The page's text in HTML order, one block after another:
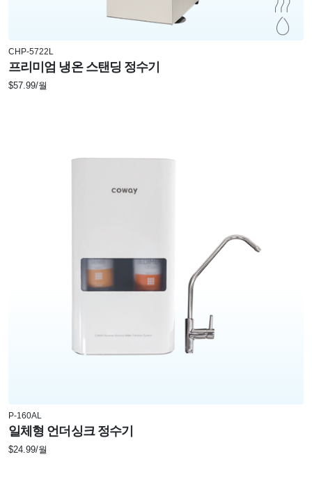
CHP-5722L
프리미엄 냉온 스탠딩 정수기
$57.99/월
P-160AL
일체형 언더싱크 정수기
$24.99/월